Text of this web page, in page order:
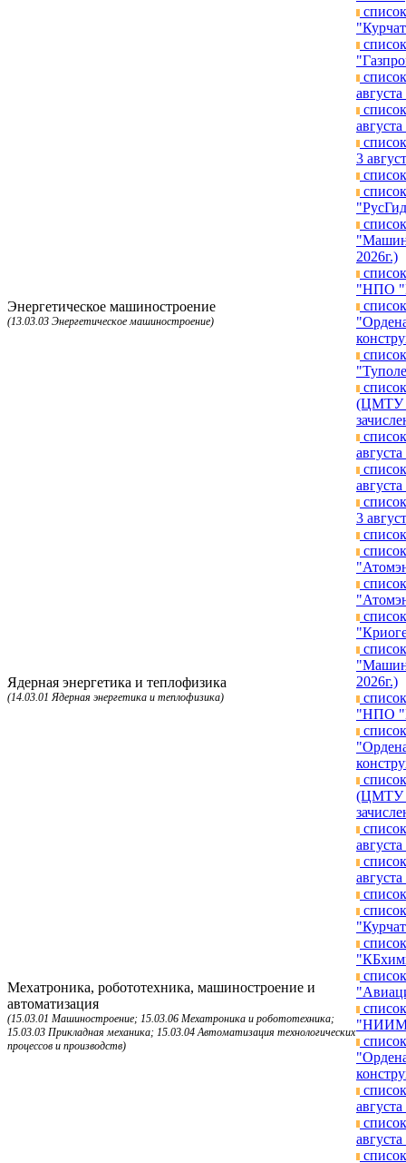
Энергетическое машиностроение
(13.03.03 Энергетическое машиностроение)
3
2026г.)
"НПО
(ЦМТУ
Ядерная энергетика и теплофизика
(14.03.01 Ядерная энергетика и теплофизика)
3
2026г.)
"НПО
(ЦМТУ
Мехатроника, робототехника, машиностроение и
автоматизация
(15.03.01 Машиностроение; 15.03.06 Мехатроника и робототехника;
15.03.03 Прикладная механика; 15.03.04 Автоматизация технологических
процессов и производств)